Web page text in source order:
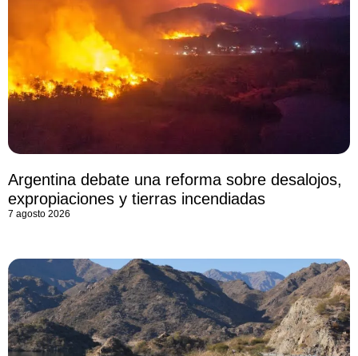
Argentina debate una reforma sobre desalojos,
expropiaciones y tierras incendiadas
7 agosto 2026